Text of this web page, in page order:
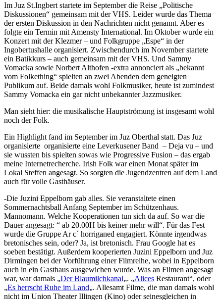
Im Juz St.Ingbert startete im September die Reise „Politische
Diskussionen“ gemeinsam mit der VHS. Leider wurde das Thema
der ersten Diskussion in den Nachrichten nicht genannt. Aber es
folgte ein Termin mit Amensty International. Im Oktober wurde ein
Konzert mit der Klezmer – und Folkgruppe „Espe“ in der
Ingobertushalle organisiert. Zwischendurch im November startete
ein Batikkurs – auch gemeinsam mit der VHS. Und Sammy
Vomacka sowie Norbert Althofen -extra annonciert als „bekannt
vom Folkething“ spielten an zwei Abenden dem geneigten
Publikum auf. Beide damals wohl Folkmusiker, heute ist zumindest
Sammy Vomacka ein gar nicht unbekannter Jazzmusiker.
Man sieht hier: die musikalische Hauptströmung ist insgesamt wohl
noch der Folk.
Ein Highlight fand im September im Juz Oberthal statt. Das Juz
organisierte organisierte eine Leverkusener Band – Deja vu – und
sie wussten bis spielten sowas wie Progressive Fusion – das ergab
meine Internetrecherche. Irish Folk war einen Monat später im
Lokal Steffen angesagt. So sorgten die Jugendzentren auf dem Land
auch für volle Gasthäuser.
-Die Juzini Eppelborn gab alles. Sie veranstaltete einen
Sommernachtsball Anfang September im Schützenhaus.
Mannomann. Welche Kooperationen tun sich da auf. So war die
Dauer angesagt: “ ab 20.00H bis keiner mehr will“. Für das Fest
wurde die Gruppe Ar c` horriganed engagiert. Könnte irgendwas
bretonisches sein, oder? Ja, ist bretonisch. Frau Google hat es
soeben bestätigt. Außerdem kooperierten Juzini Eppelborn und Juz
Dirmingen bei der Vorführung einer Filmreihe, wobei in Eppelborn
auch in ein Gasthaus ausgewichen wurde. Was an Filmen angesagt
war, war damals „Der Blaumilchkanal„. „Alices Restaurant“, oder
„Es herrscht Ruhe im Land„. Allesamt Filme, die man damals wohl
nicht im Union Theater Illingen (Kino) oder seinesgleichen in